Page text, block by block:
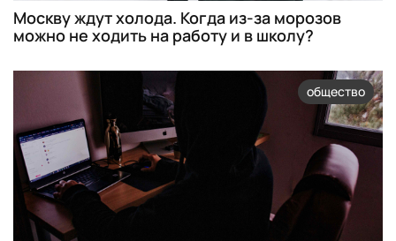
Москву ждут холода. Когда из-за морозов
можно не ходить на работу и в школу?
общество